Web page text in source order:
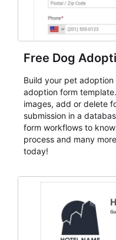
Free Dog
Build your pet
adoption form
images, add or delete
submission in a
form workflows to
process and many
today!